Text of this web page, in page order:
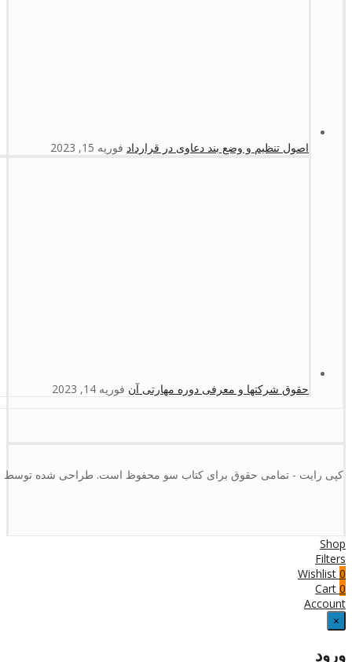
اصول تنظیم و وضع بند دعاوی در قرارداد فوریه 15, 2023
حقوق شرکتها و معرفی دوره مهارتی آن فوریه 14, 2023
کپی رایت - تمامی حقوق برای کتاب سو محفوظ است. طراحی شده
Shop
Filters
0
Wishlist
0
Cart
Account
×
ورود